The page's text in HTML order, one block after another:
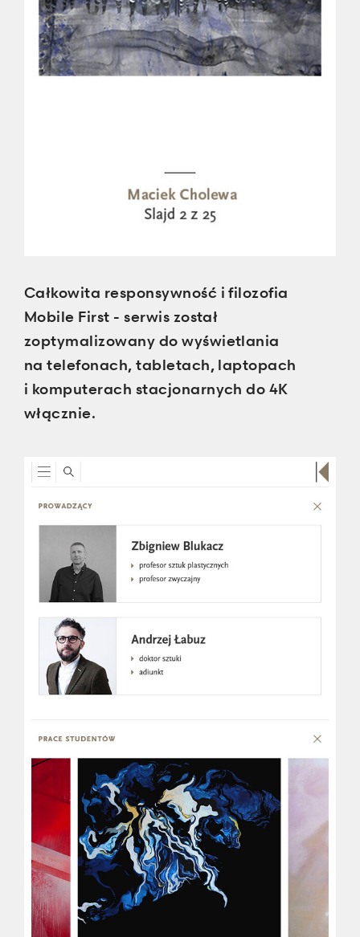
Całkowita responsywność i filozofia
Mobile First - serwis został
zoptymalizowany do wyświetlania
na telefonach, tabletach, laptopach
i komputerach stacjonarnych do 4K
włącznie.